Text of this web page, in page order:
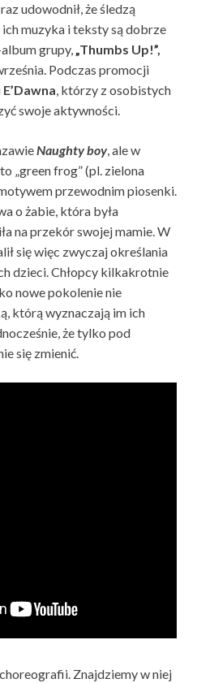
udowodnił, że śledzą
muzyka i teksty są dobrze
grupy,„Thumbs Up!”,
Podczas promocji
E’Dawna, którzy z osobistych
swoje aktywności.
Naughty boy, ale w
„green frog” (pl. zielona
przewodnim piosenki.
o żabie, która była
na przekór swojej mamie. W
się więc zwyczaj określania
dzieci. Chłopcy kilkakrotnie
nowe pokolenie nie
którą wyznaczają im ich
że tylko pod
się zmienić.
Znajdziemy w niej